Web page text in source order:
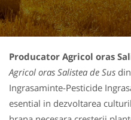
Producator Agricol oras
Agricol oras Salistea de Sus
Ingrasaminte-Pesticide
esential in dezvoltarea